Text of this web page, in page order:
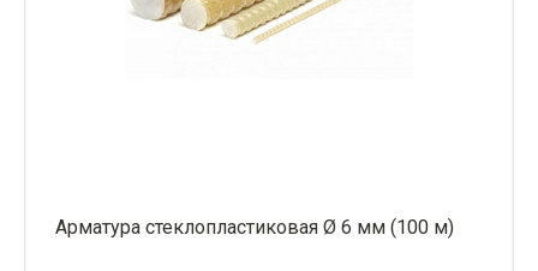
Арматура стеклопластиковая Ø 6 мм (100 м)